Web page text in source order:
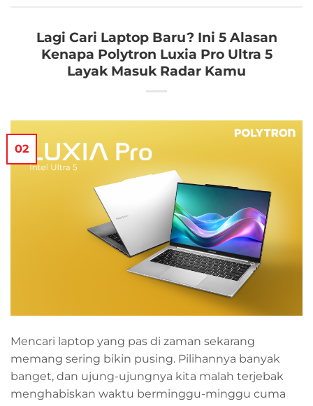
Lagi Cari Laptop Baru? Ini 5 Alasan
Kenapa Polytron Luxia Pro Ultra 5
Layak Masuk Radar Kamu
02
Mencari laptop yang pas di zaman sekarang
memang sering bikin pusing. Pilihannya banyak
banget, dan ujung-ujungnya kita malah terjebak
menghabiskan waktu berminggu-minggu cuma